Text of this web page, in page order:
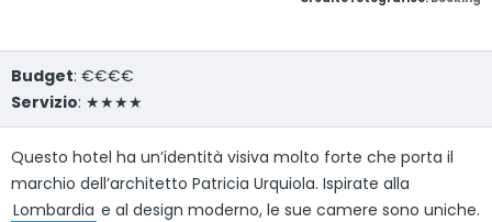
Budget: €€€€
Servizio: ★★★★
Questo hotel ha un’identità visiva molto forte che porta il
marchio dell’architetto Patricia Urquiola. Ispirate alla
Lombardia e al design moderno, le sue camere sono uniche.